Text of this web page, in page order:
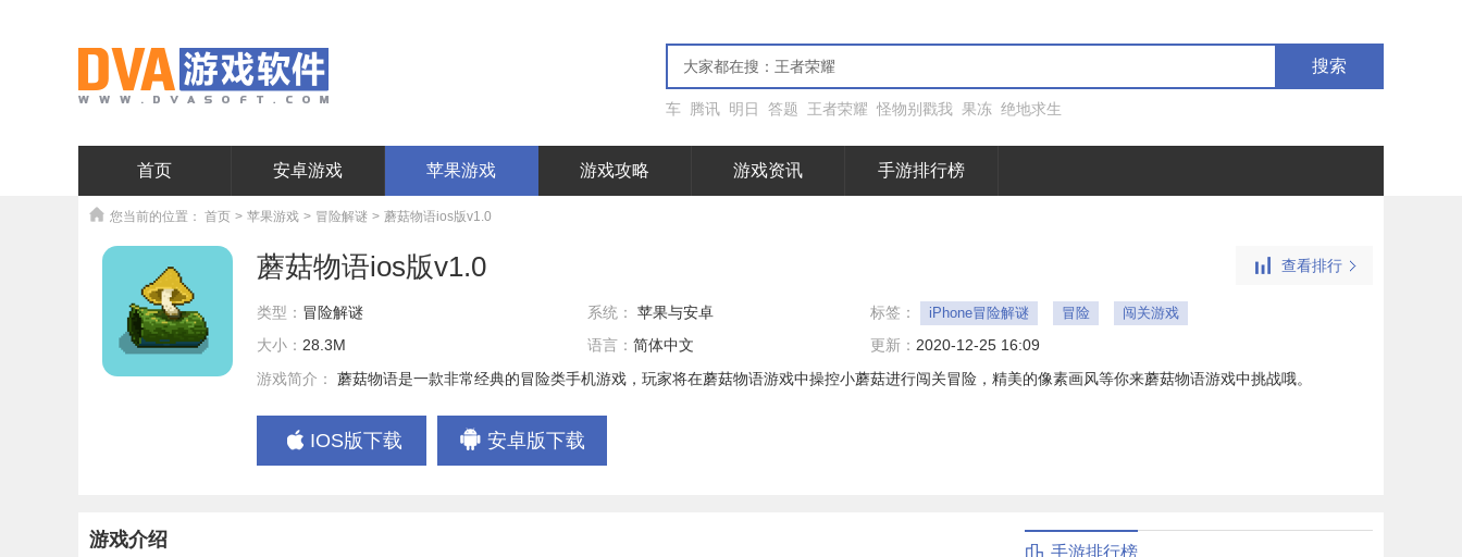
搜索
车 腾讯 明日 答题 王者荣耀 怪物别戳我 果冻 绝地求生
首页 安卓游戏 苹果游戏 游戏攻略 游戏资讯 手游排行榜
您当前的位置： 首页 > 苹果游戏 > 冒险解谜 > 蘑菇物语ios版v1.0
蘑菇物语ios版v1.0
类型： 冒险解谜 系统： 苹果与安卓 标签： iPhone冒险解谜 冒险 闯关游戏
大小： 28.3M 语言： 简体中文 更新： 2020-12-25 16:09
游戏简介：
蘑菇物语是一款非常经典的冒险类手机游戏，玩家将在蘑菇物语游戏中操控小蘑菇进行闯关冒险，精美的像素画风等你来蘑菇物语游戏中挑战哦。
IOS版下载 安卓版下载
查看排行
游戏介绍
手游排行榜